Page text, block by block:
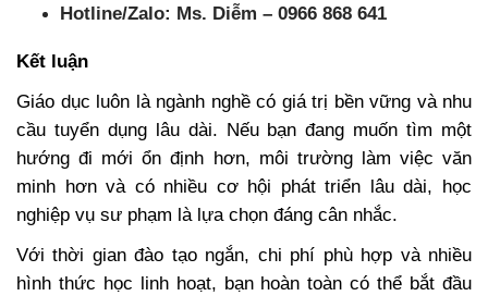
Hotline/Zalo: Ms. Diễm – 0966 868 641
Kết luận
Giáo dục luôn là ngành nghề có giá trị bền vững và nhu
cầu tuyển dụng lâu dài. Nếu bạn đang muốn tìm một
hướng đi mới ổn định hơn, môi trường làm việc văn
minh hơn và có nhiều cơ hội phát triển lâu dài, học
nghiệp vụ sư phạm là lựa chọn đáng cân nhắc.
Với thời gian đào tạo ngắn, chi phí phù hợp và nhiều
hình thức học linh hoạt, bạn hoàn toàn có thể bắt đầu